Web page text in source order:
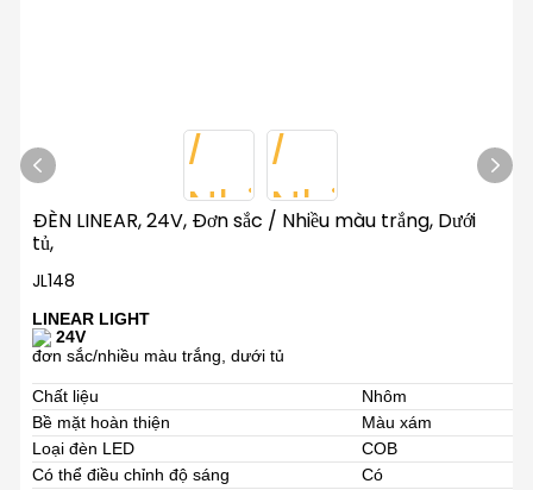
ĐÈN LINEAR, 24V, Đơn sắc / Nhiều màu trắng, Dưới
tủ,
JL148
LINEAR LIGHT
24V
đơn sắc/nhiều màu trắng, dưới tủ
Chất liệu
Nhôm
Bề mặt hoàn thiện
Màu xám
Loại đèn LED
COB
Có thể điều chỉnh độ sáng
Có